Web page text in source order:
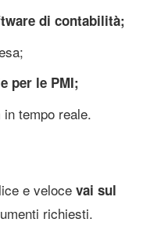
di contabilità;
per le PMI;
tempo reale.
e veloce vai sul
richiesti.